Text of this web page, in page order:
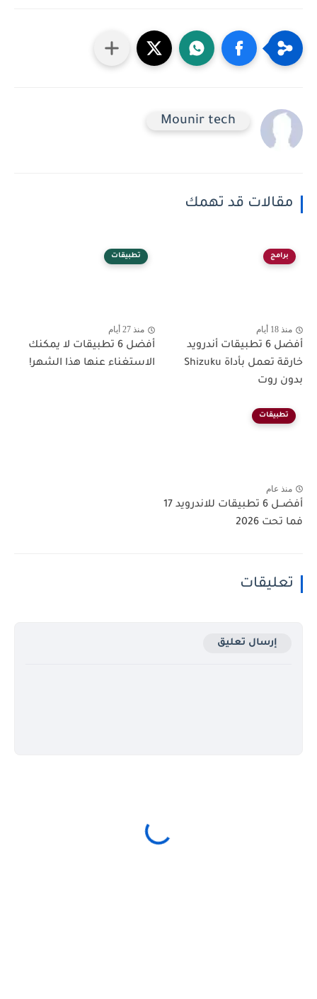
Mounir tech
مقالات قد تهمك
برامج
منذ 18 أيام
أفضل 6 تطبيقات أندرويد
خارقة تعمل بأداة Shizuku
بدون روت
تطبيقات
منذ 27 أيام
أفضل 6 تطبيقات لا يمكنك
الاستغناء عنها هذا الشهر!
تطبيقات
منذ عام
أفضــل 6 تطبيقات للاندرويد 17
فما تحت 2026
تعليقات
إرسال تعليق